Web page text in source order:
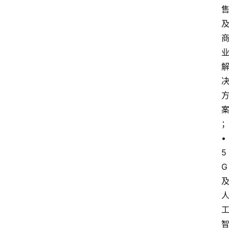
售
及
商
业
解
决
方
案
；
•
5
G
及
人
工
智